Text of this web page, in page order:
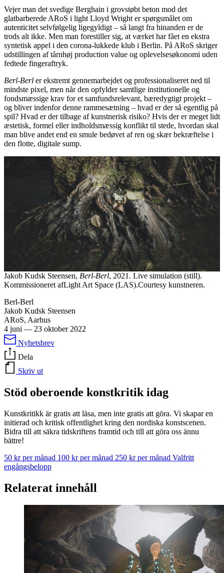
Vejer man det svedige Berghain i grovstøbt beton mod det
glatbarberede ARoS i light Lloyd Wright er spørgsmålet om
autenticitet selvfølgelig ligegyldigt – så langt fra hinanden er de
trods alt ikke. Men man forestiller sig, at værket har fået en ekstra
syntetisk appel i den corona-lukkede klub i Berlin. På ARoS skriger
udstillingen af tårnhøj production value og oplevelsesøkonomi uden
fedtede fingeraftryk.
Berl-Berl er ekstremt gennemarbejdet og professionaliseret ned til
mindste pixel, men når den opfylder samtlige institutionelle og
fondsmæssige krav for et samfundsrelevant, bæredygtigt projekt –
og bliver indenfor denne rammesætning – hvad er der så egentlig på
spil? Hvad er der tilbage af kunstnerisk risiko? Hvis der er meget lidt
æstetisk, formel eller indholdsmæssig konflikt til stede, hvordan skal
man blive andet end en smule bedøvet af ren og skær bekræftelse i
den flotte, digitale sump.
Jakob Kudsk Steensen, Berl-Berl, 2021. Live simulation (still).
Kommissioneret afLight Art Space (LAS).Courtesy kunstneren.
Berl-Berl
Jakob Kudsk Steensen
ARoS, Aarhus
4 juni — 23 oktober 2022
Nyhetsbrev
Dela
Skriv ut
Stöd oberoende konstkritik idag
Kunstkritikk är gratis att läsa, men inte gratis att göra. Vi skapar en
initierad och kritisk offentlighet kring den nordiska konstscenen.
Bidra till att säkra tidskriftens framtid och till att göra oss ännu
bättre!
50 kr per månad 100 kr per månad 250 kr per månad Valfritt
engångsbelopp
Relaterat innehåll